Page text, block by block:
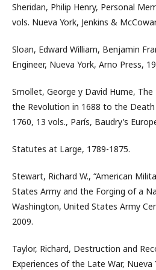
Sheridan, Philip Henry, Personal
vols. Nueva York, Jenkins &
Sloan, Edward William, Benjamin
Engineer, Nueva York, Arno Press,
Smollet, George y David Hume,
the Revolution in 1688 to the
1760, 13 vols., París, Baudry’s
Statutes at Large, 1789-1875.
Stewart, Richard W., “American
States Army and the Forging of a
Washington, United States Army
2009.
Taylor, Richard, Destruction and
Experiences of the Late War, Nueva